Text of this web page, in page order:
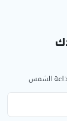
الشمس